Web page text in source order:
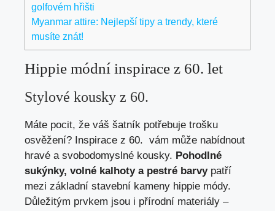
golfovém hřišti
Myanmar attire: Nejlepší tipy a trendy, které
musíte znát!
Hippie módní inspirace z​ 60.‌ let
Stylové‌ kousky z 60.
Máte pocit, ⁤že váš šatník potřebuje trošku
osvěžení? Inspirace z 60. ‌ vám může nabídnout
hravé a‍ svobodomyslné⁢ kousky. Pohodlné⁣
sukýnky, volné kalhoty​ a pestré barvypatří
mezi základní ​stavební⁣ kameny hippie módy.
Důležitým prvkem jsou‌ i ⁣přírodní materiály –